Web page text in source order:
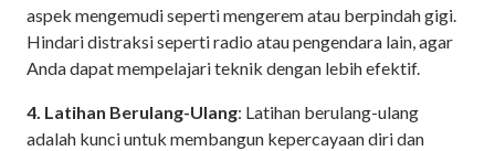
aspek mengemudi seperti mengerem atau berpindah gigi.
Hindari distraksi seperti radio atau pengendara lain, agar
Anda dapat mempelajari teknik dengan lebih efektif.
4. Latihan Berulang-Ulang: Latihan berulang-ulang
adalah kunci untuk membangun kepercayaan diri dan